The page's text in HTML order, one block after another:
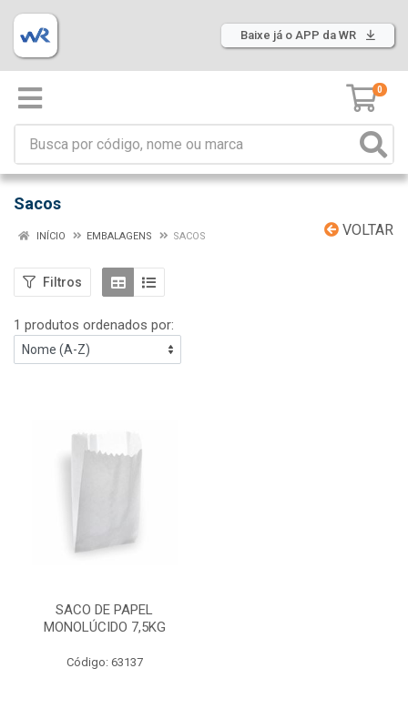
Baixe já o APP da WR
0
Sacos
VOLTAR
INÍCIO EMBALAGENS SACOS
Filtros
1 produtos ordenados por:
SACO DE PAPEL
MONOLÚCIDO 7,5KG
Código: 63137